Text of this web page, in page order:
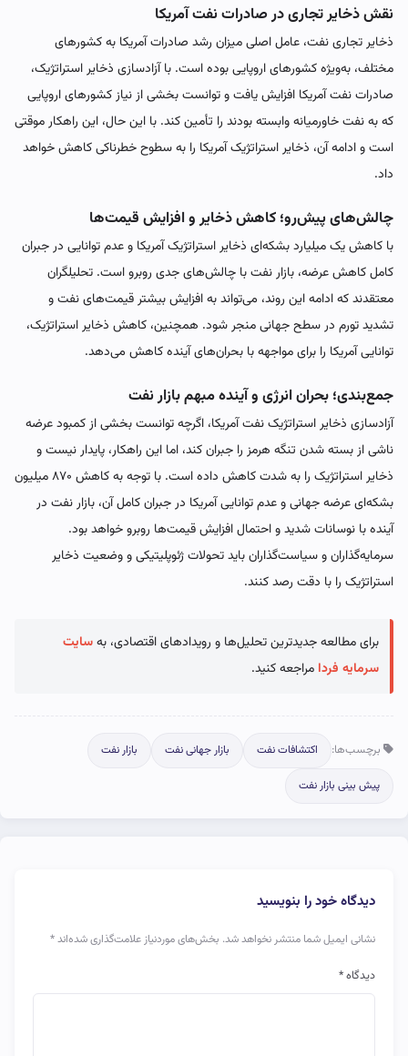
نقش ذخایر تجاری در صادرات نفت آمریکا
ذخایر تجاری نفت، عامل اصلی میزان رشد صادرات آمریکا به کشورهای
مختلف، به‌ویژه کشورهای اروپایی بوده است. با آزادسازی ذخایر استراتژیک،
صادرات نفت آمریکا افزایش یافت و توانست بخشی از نیاز کشورهای اروپایی
که به نفت خاورمیانه وابسته بودند را تأمین کند. با این حال، این راهکار موقتی
است و ادامه آن، ذخایر استراتژیک آمریکا را به سطوح خطرناکی کاهش خواهد
داد.
چالش‌های پیش‌رو؛ کاهش ذخایر و افزایش قیمت‌ها
با کاهش یک میلیارد بشکه‌ای ذخایر استراتژیک آمریکا و عدم توانایی در جبران
کامل کاهش عرضه، بازار نفت با چالش‌های جدی روبرو است. تحلیلگران
معتقدند که ادامه این روند، می‌تواند به افزایش بیشتر قیمت‌های نفت و
تشدید تورم در سطح جهانی منجر شود. همچنین، کاهش ذخایر استراتژیک،
توانایی آمریکا را برای مواجهه با بحران‌های آینده کاهش می‌دهد.
جمع‌بندی؛ بحران انرژی و آینده مبهم بازار نفت
آزادسازی ذخایر استراتژیک نفت آمریکا، اگرچه توانست بخشی از کمبود عرضه
ناشی از بسته شدن تنگه هرمز را جبران کند، اما این راهکار، پایدار نیست و
ذخایر استراتژیک را به شدت کاهش داده است. با توجه به کاهش ۸۷۰ میلیون
بشکه‌ای عرضه جهانی و عدم توانایی آمریکا در جبران کامل آن، بازار نفت در
آینده با نوسانات شدید و احتمال افزایش قیمت‌ها روبرو خواهد بود.
سرمایه‌گذاران و سیاست‌گذاران باید تحولات ژئوپلیتیکی و وضعیت ذخایر
استراتژیک را با دقت رصد کنند.‌‌‌‌
برای مطالعه جدیدترین تحلیل‌ها و رویدادهای اقتصادی، بهسایت
سرمایه فردا مراجعه کنید.
برچسب‌ها: اکتشافات نفت بازار جهانی نفت بازار نفت
پیش بینی بازار نفت
دیدگاه خود را بنویسید
نشانی ایمیل شما منتشر نخواهد شد. بخش‌های موردنیاز علامت‌گذاری شده‌اند*
دیدگاه*